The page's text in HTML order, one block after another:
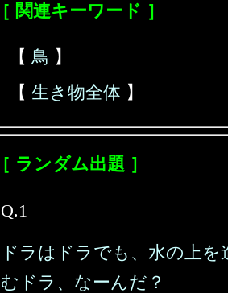
［ 関連キーワード ］
【 鳥 】
【 生き物全体 】
［ ランダム出題 ］
Q.1
ドラはドラでも、水の上を
むドラ、なーんだ？